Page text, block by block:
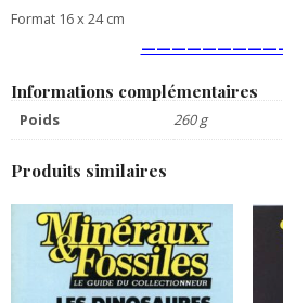
Format 16 x 24 cm
Informations complémentaires
Poids 260 g
Produits similaires